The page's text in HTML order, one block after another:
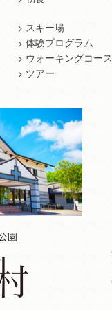
スキー場
体験プログラム
ウォーキングコース
ツアー
園